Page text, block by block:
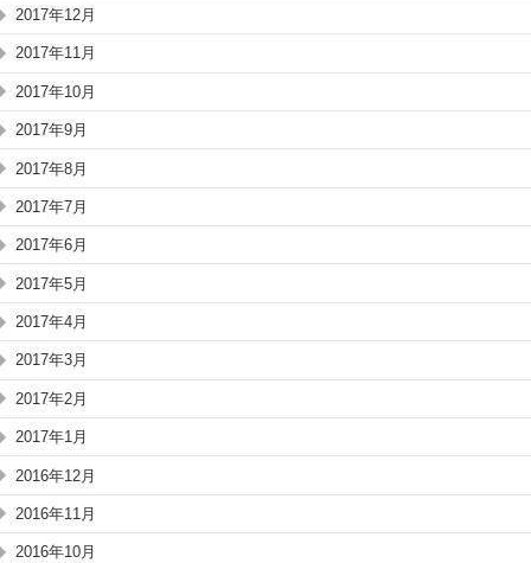
2017年12月
2017年11月
2017年10月
2017年9月
2017年8月
2017年7月
2017年6月
2017年5月
2017年4月
2017年3月
2017年2月
2017年1月
2016年12月
2016年11月
2016年10月